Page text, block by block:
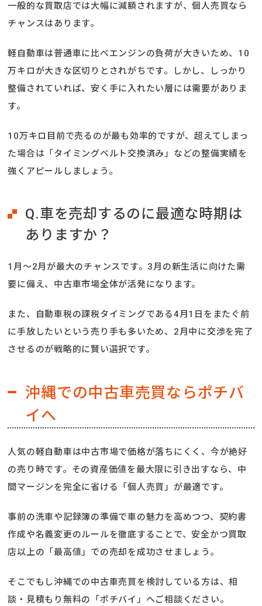
一般的な買取店では大幅に減額されますが、個人売買なら
チャンスはあります。
軽自動車は普通車に比べエンジンの負荷が大きいため、10
万キロが大きな区切りとされがちです。しかし、しっかり
整備されていれば、安く手に入れたい層には需要がありま
す。
10万キロ目前で売るのが最も効率的ですが、超えてしまっ
た場合は「タイミングベルト交換済み」などの整備実績を
強くアピールしましょう。
Q.車を売却するのに最適な時期は
ありますか？
1月〜2月が最大のチャンスです。3月の新生活に向けた需
要に備え、中古車市場全体が活発になります。
また、自動車税の課税タイミングである4月1日をまたぐ前
に手放したいという売り手も多いため、2月中に交渉を完了
させるのが戦略的に賢い選択です。
沖縄での中古車売買ならポチバ
イへ
人気の軽自動車は中古市場で価格が落ちにくく、今が絶好
の売り時です。その資産価値を最大限に引き出すなら、中
間マージンを完全に省ける「個人売買」が最適です。
事前の洗車や記録簿の準備で車の魅力を高めつつ、契約書
作成や名義変更のルールを徹底することで、安全かつ買取
店以上の「最高値」での売却を成功させましょう。
そこでもし沖縄での中古車売買を検討している方は、相
談・見積もり無料の「ポチバイ」へご相談ください。